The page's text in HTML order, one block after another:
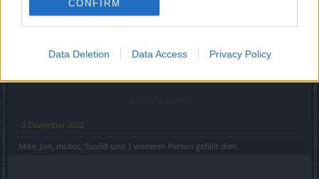
CONFIRM
Data Deletion Data Access Privacy Policy
DOOR2
2 Dezember 2022
Mike_Jun, mcdoc, Susi58 und 1 weiteren Person gefällt dies.